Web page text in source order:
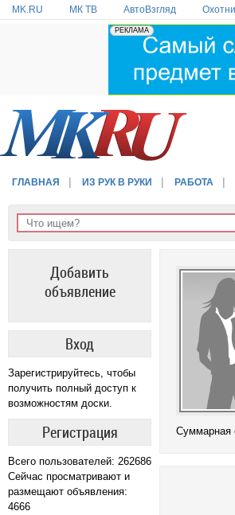
MK.RU МК ТВ АвтоВзгляд
ГЛАВНАЯ ИЗ РУК В РУКИ РАБОТА
Добавить
объявление
Вход
Зарегистрируйтесь, чтобы
получить полный доступ к
возможностям доски.
Регистрация
Всего пользователей: 262686
Сейчас просматривают и
размещают объявления:
4666
Cуммарная